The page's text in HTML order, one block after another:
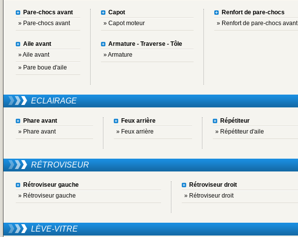
Pare-chocs avant
» Pare-chocs avant
Aile avant
» Aile avant
» Pare boue d'aile
Capot
» Capot moteur
Armature - Traverse - Tôle
» Armature
Renfort de pare-chocs
» Renfort de pare-chocs avant
ECLAIRAGE
Phare avant
» Phare avant
Feux arrière
» Feux arrière
Répétiteur
» Répétiteur d'aile
RÉTROVISEUR
Rétroviseur gauche
» Rétroviseur gauche
Rétroviseur droit
» Rétroviseur droit
LÈVE-VITRE